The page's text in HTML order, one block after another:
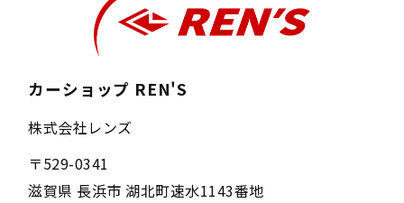
カーショップ REN'S
株式会社レンズ
〒529-0341
滋賀県 長浜市 湖北町速水1143番地